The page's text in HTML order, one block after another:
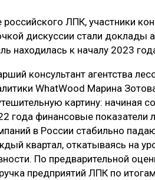
ЛПК, участники
дискуссии стали доклады
находилась к началу 2023
консультант агентства
WhatWood Марина
картину: начиная
года финансовые
в России стабильно
квартал, откатываясь на
По предварительной
предприятий ЛПК по